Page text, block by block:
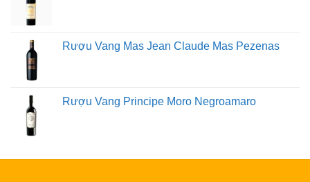
Rượu Vang Mas Jean Claude Mas Pezenas
Rượu Vang Principe Moro Negroamaro